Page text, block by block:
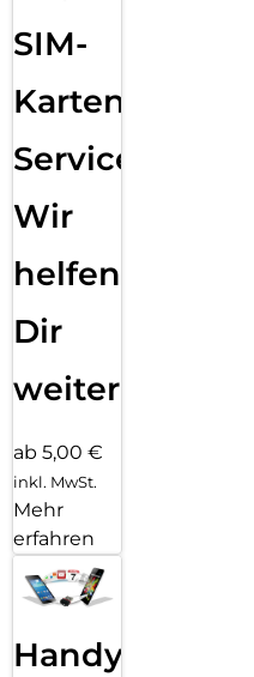
dazugehörigen Video
kein schiefes Aufliegen des
Display, keine verdeckten
Gut für die Umwelt: der
dem Einsatz bedenkenlos
werden.
SIM-
Karten
Service:
Wir
helfen
Dir
weiter
ab 5,00 €
inkl. MwSt.
Mehr
erfahren
Handy